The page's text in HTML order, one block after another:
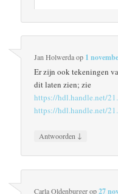
Jan Holwerdaop 1
Er zijn ook tekeningen
dit laten zien; zie
https://hdl.handle.net/
https://hdl.handle.net/
Antwoorden ↓
Carla Oldenburgerop27